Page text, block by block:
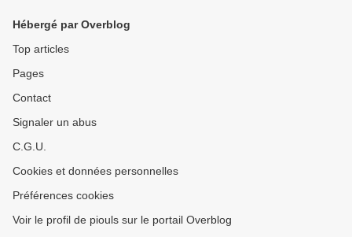
Hébergé par Overblog
Top articles
Pages
Contact
Signaler un abus
C.G.U.
Cookies et données personnelles
Préférences cookies
Voir le profil de piouls sur le portail Overblog